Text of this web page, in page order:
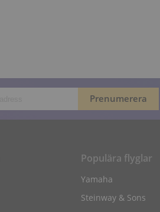
Populära flyglar
Yamaha
Steinway & Sons